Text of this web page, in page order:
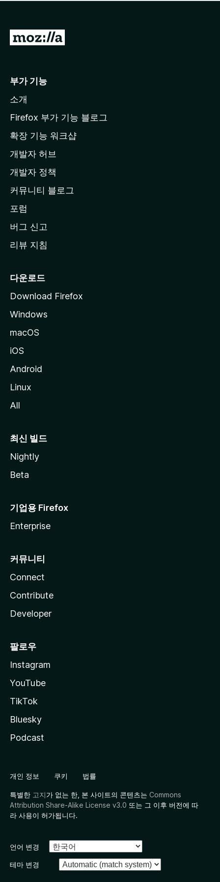
점
습
니
M
l
a
페
이
지
이
동
부가 기능
소개
Firefox 부가 기능 블로그
확장 기능 워크샵
개발자 허브
개발자 정책
커뮤니티 블로그
포럼
버그 신고
리뷰 지침
다운로드
Download Firefox
Windows
macOS
iOS
Android
Linux
All
최신 빌드
Nightly
Beta
기업용 Firefox
Enterprise
커뮤니티
Connect
Contribute
Developer
팔로우
Instagram
YouTube
TikTok
Bluesky
Podcast
개인 정보 쿠키 법률
특별한 고지가 없는 한, 본 사이트의 콘텐츠는 Commons
Attribution Share-Alike License v3.0 또는 그 이후 버전에 따
라 사용이 허가됩니다.
언어 변경
테마 변경